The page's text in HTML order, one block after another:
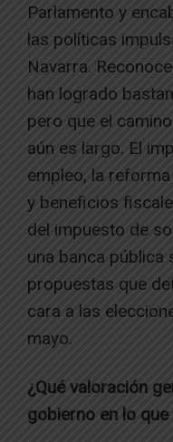
Parlamento y
las políticas
Navarra.
han logrado
pero que el
aún es largo. El
empleo, la
y beneficios
del impuesto de
una banca pública
propuestas que
cara a las
mayo.
¿Qué valoración
gobierno en lo